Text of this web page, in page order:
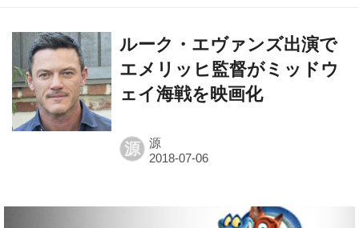
ルーク・エヴァンズ出演で
エメリッヒ監督がミッドウ
ェイ海戦を映画化
源 源